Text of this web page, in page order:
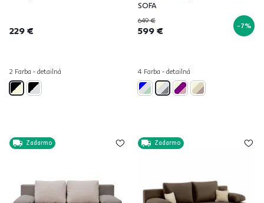
229 €
2 Farba - detailná
SOFA
649 €
599 € -7%
4 Farba - detailná
Zadarmo Zadarmo